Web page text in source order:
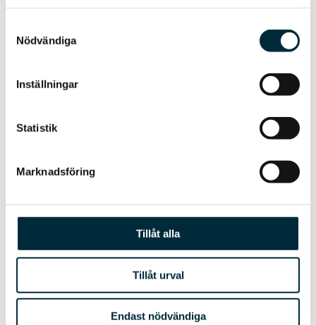
Nödvändiga
Inställningar
Statistik
Marknadsföring
Tillåt alla
Tillåt urval
Endast nödvändiga
utveckling av en trygg och säker
elnätsverksamhet i dotterbolaget
Kontaktpersoner
Jenny Sackner Christensen